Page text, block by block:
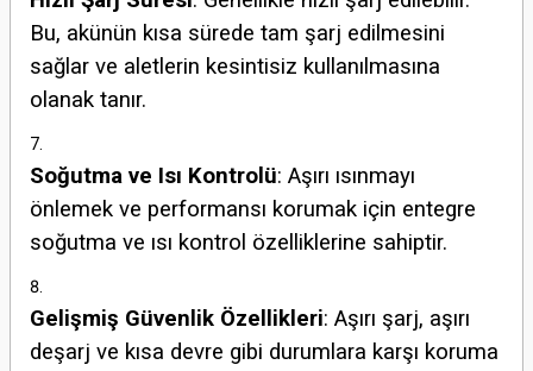
Bu, akünün kısa sürede tam şarj edilmesini
sağlar ve aletlerin kesintisiz kullanılmasına
olanak tanır.
Soğutma ve Isı Kontrolü: Aşırı ısınmayı
önlemek ve performansı korumak için entegre
soğutma ve ısı kontrol özelliklerine sahiptir.
Gelişmiş Güvenlik Özellikleri: Aşırı şarj, aşırı
deşarj ve kısa devre gibi durumlara karşı koruma